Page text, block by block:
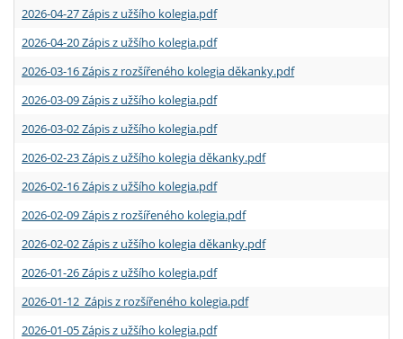
2026-04-27 Zápis z užšího kolegia.pdf
2026-04-20 Zápis z užšího kolegia.pdf
2026-03-16 Zápis z rozšířeného kolegia děkanky.pdf
2026-03-09 Zápis z užšího kolegia.pdf
2026-03-02 Zápis z užšího kolegia.pdf
2026-02-23 Zápis z užšího kolegia děkanky.pdf
2026-02-16 Zápis z užšího kolegia.pdf
2026-02-09 Zápis z rozšířeného kolegia.pdf
2026-02-02 Zápis z užšího kolegia děkanky.pdf
2026-01-26 Zápis z užšího kolegia.pdf
2026-01-12 Zápis z rozšířeného kolegia.pdf
2026-01-05 Zápis z užšího kolegia.pdf